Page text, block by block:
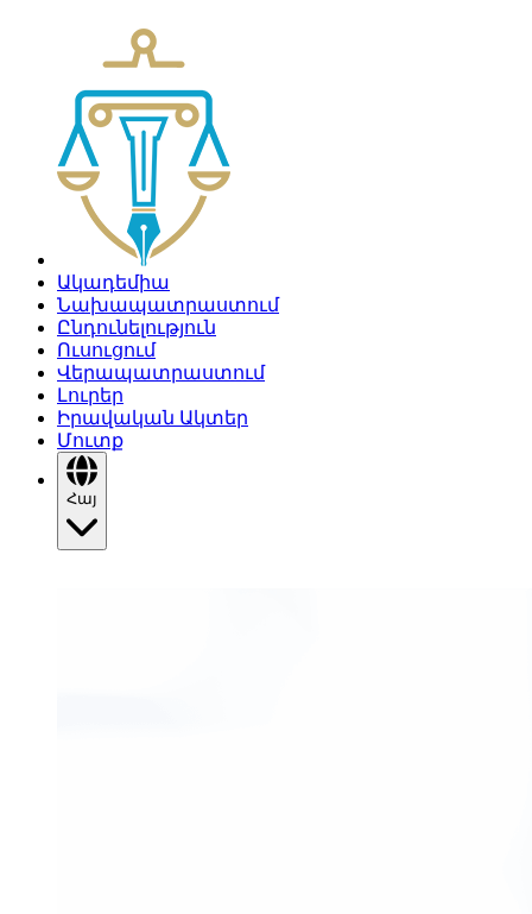
Ակադեմիա
Նախապատրաստում
Ընդունելություն
Ուսուցում
Վերապատրաստում
Լուրեր
Իրավական Ակտեր
Մուտք
Հայ